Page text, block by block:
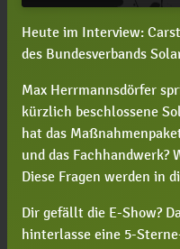
play_arrow #44 E-Show
Sie das
Heute im Interview:
des Bundesverbands
Max Herrmannsdörfer
kürzlich beschlossene
hat das
und das Fachhandwerk?
Diese Fragen werden in
Dir gefällt die E-Show?
hinterlasse eine 5-